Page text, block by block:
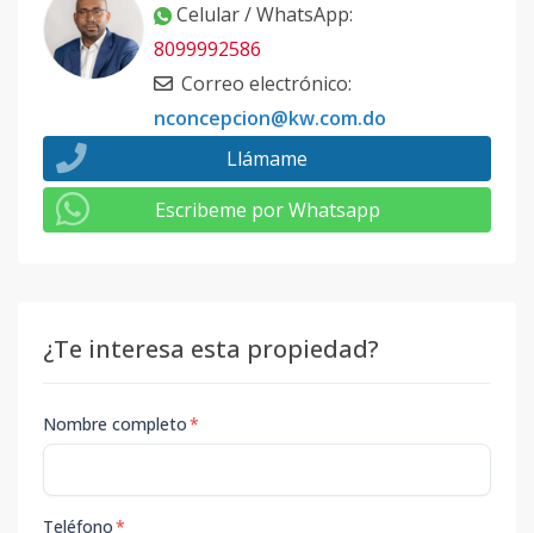
Celular / WhatsApp:
8099992586
Correo electrónico:
nconcepcion@kw.com.do
Llámame
Escribeme por Whatsapp
¿Te interesa esta propiedad?
Nombre completo*
Teléfono*